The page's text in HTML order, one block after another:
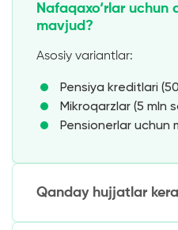
Nafaqaxo‘rlar uchun
mavjud?
Asosiy variantlar:
Pensiya kreditlari
Mikroqarzlar (5 mln
Pensionerlar uchun
Qanday hujjatlar
Minimal paket: